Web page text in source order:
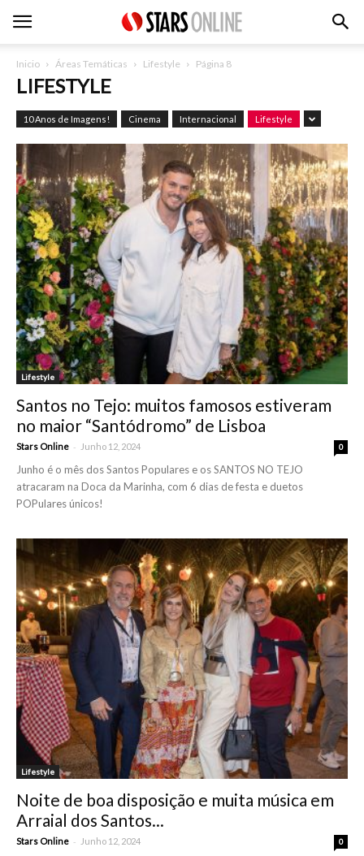
Inicio Áreas Temáticas Lifestyle Página 8
LIFESTYLE
10 Anos de Imagens! Cinema Internacional Lifestyle
Lifestyle
Santos no Tejo: muitos famosos estiveram
no maior “Santódromo” de Lisboa
Stars Online - Junho 12, 2024 0
Junho é o mês dos Santos Populares e os SANTOS NO TEJO
atracaram na Doca da Marinha, com 6 dias de festa e duetos
POPulares únicos!
Lifestyle
Noite de boa disposição e muita música em
Arraial dos Santos...
Stars Online - Junho 12, 2024 0